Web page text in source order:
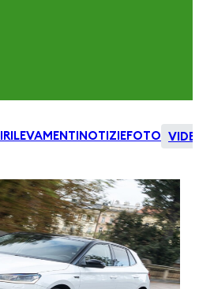
RILEVAMENTI NOTIZIE FOTO